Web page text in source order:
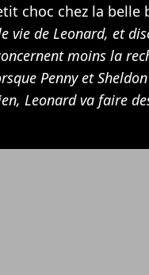
choc chez la belle
vie de Leonard, et
moins la
Penny et
Leonard va faire